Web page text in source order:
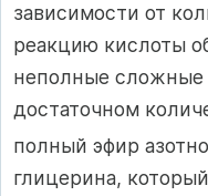
зависимости от
реакцию кислоты
неполные
достаточном
полный эфир
глицерина,